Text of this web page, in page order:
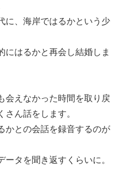
に、海岸ではるかという少
にはるかと再会し結婚しま
会えなかった時間を取り戻
ん話をします。
かとの会話を録音するのが
タを聞き返すくらいに。